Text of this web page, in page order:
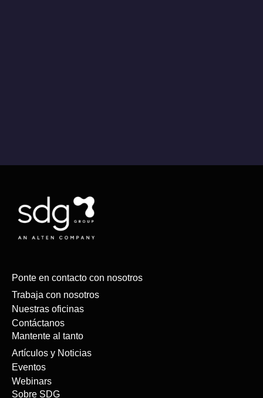
Ponte en contacto con nosotros
Trabaja con nosotros
Nuestras oficinas
Contáctanos
Mantente al tanto
Artículos y Noticias
Eventos
Webinars
Sobre SDG